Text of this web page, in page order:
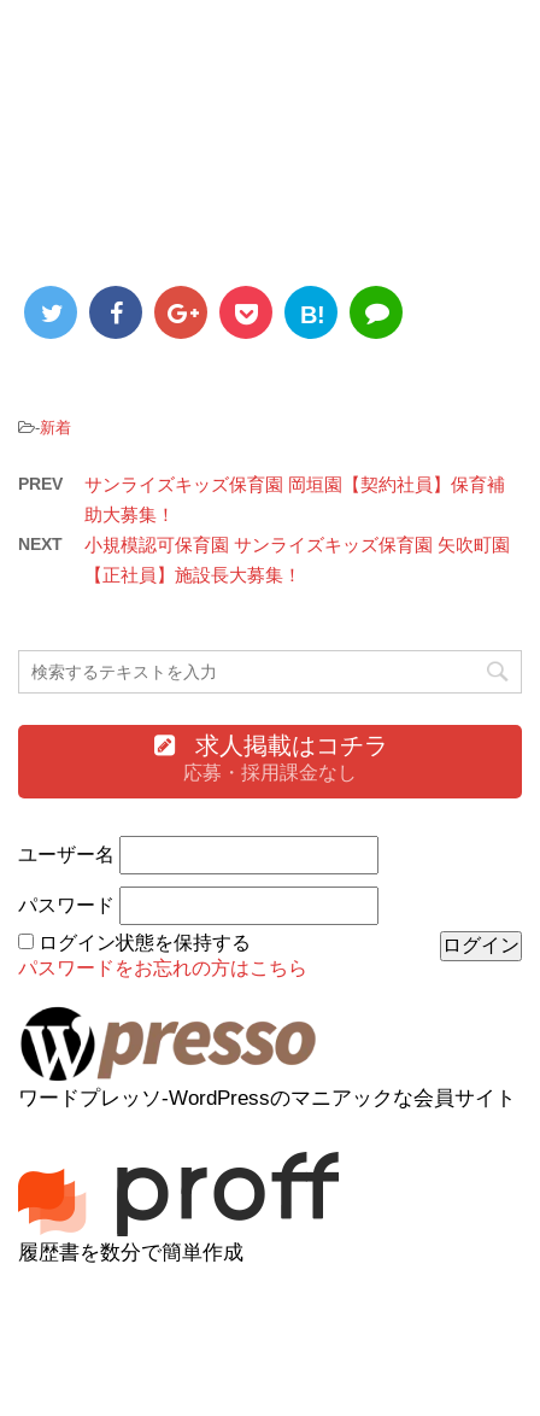
B!
-新着
PREV
サンライズキッズ保育園 岡垣園【契約社員】保育補
助大募集！
NEXT
小規模認可保育園 サンライズキッズ保育園 矢吹町園
【正社員】施設長大募集！
求人掲載はコチラ
応募・採用課金なし
ユーザー名
パスワード
ログイン状態を保持する
パスワードをお忘れの方はこちら
ワードプレッソ-WordPressのマニアックな会員サイト
履歴書を数分で簡単作成